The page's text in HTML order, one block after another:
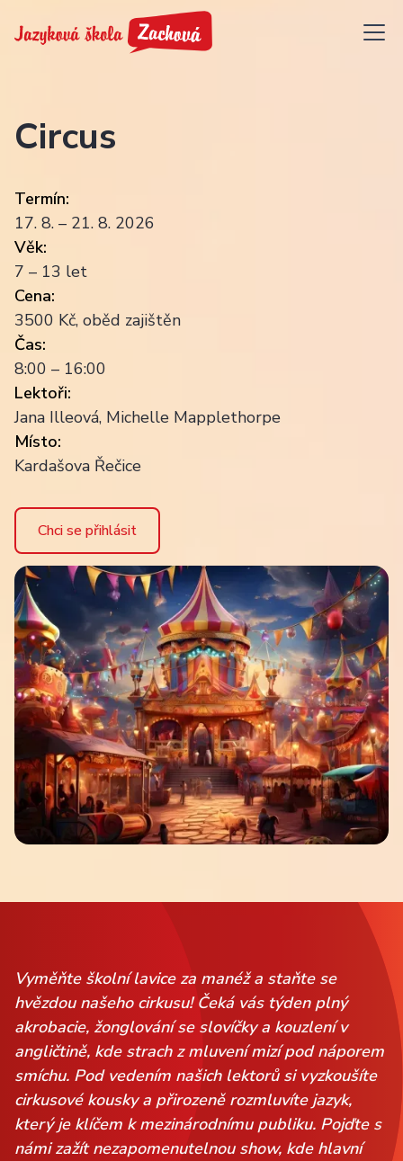
Circus
Termín:
17. 8. – 21. 8. 2026
Věk:
7 – 13 let
Cena:
3500 Kč, oběd zajištěn
Čas:
8:00 – 16:00
Lektoři:
Jana Illeová, Michelle Mapplethorpe
Místo:
Kardašova Řečice
Chci se přihlásit
Vyměňte školní lavice za manéž a staňte se
hvězdou našeho cirkusu! Čeká vás týden plný
akrobacie, žonglování se slovíčky a kouzlení v
angličtině, kde strach z mluvení mizí pod náporem
smíchu. Pod vedením našich lektorů si vyzkoušíte
cirkusové kousky a přirozeně rozmluvíte jazyk,
který je klíčem k mezinárodnímu publiku. Pojďte s
námi zažít nezapomenutelnou show, kde hlavní